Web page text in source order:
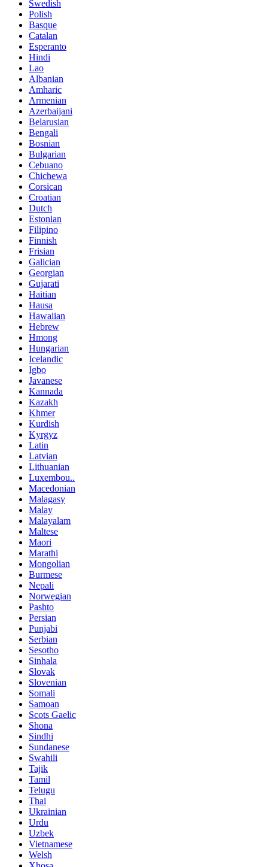
Swedish
Polish
Basque
Catalan
Esperanto
Hindi
Lao
Albanian
Amharic
Armenian
Azerbaijani
Belarusian
Bengali
Bosnian
Bulgarian
Cebuano
Chichewa
Corsican
Croatian
Dutch
Estonian
Filipino
Finnish
Frisian
Galician
Georgian
Gujarati
Haitian
Hausa
Hawaiian
Hebrew
Hmong
Hungarian
Icelandic
Igbo
Javanese
Kannada
Kazakh
Khmer
Kurdish
Kyrgyz
Latin
Latvian
Lithuanian
Luxembou..
Macedonian
Malagasy
Malay
Malayalam
Maltese
Maori
Marathi
Mongolian
Burmese
Nepali
Norwegian
Pashto
Persian
Punjabi
Serbian
Sesotho
Sinhala
Slovak
Slovenian
Somali
Samoan
Scots Gaelic
Shona
Sindhi
Sundanese
Swahili
Tajik
Tamil
Telugu
Thai
Ukrainian
Urdu
Uzbek
Vietnamese
Welsh